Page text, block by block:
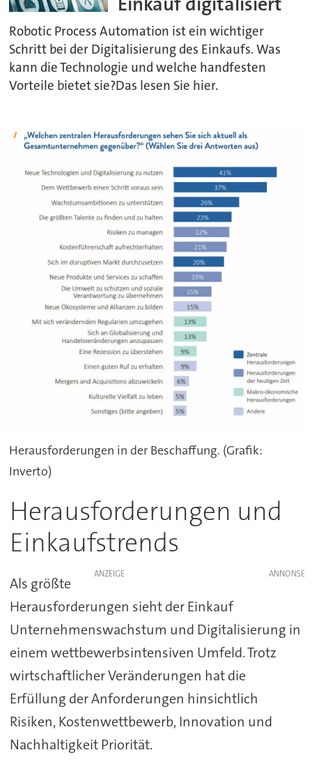
Robotic Process Automation ist ein wichtiger
Schritt bei der Digitalisierung des Einkaufs. Was
kann die Technologie und welche handfesten
Vorteile bietet sie?Das lesen Sie hier.
Herausforderungen in der Beschaffung. (Grafik:
Inverto)
Herausforderungen und
Einkaufstrends
ANZEIGE
Als größte
Herausforderungen sieht der Einkauf
Unternehmenswachstum und Digitalisierung in
einem wettbewerbsintensiven Umfeld. Trotz
wirtschaftlicher Veränderungen hat die
Erfüllung der Anforderungen hinsichtlich
Risiken, Kostenwettbewerb, Innovation und
Nachhaltigkeit Priorität.